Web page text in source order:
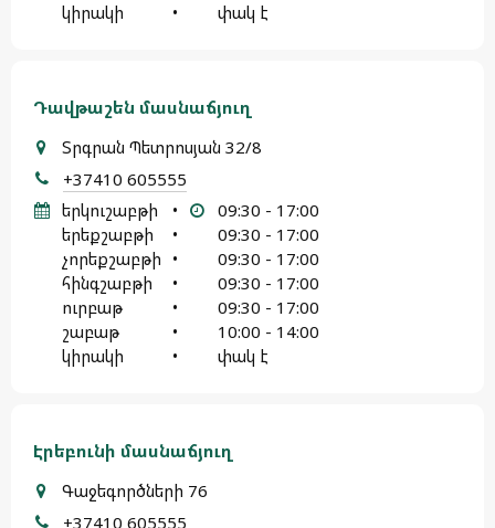
կիրակի
• փակ է
Դավթաշեն մասնաճյուղ
Տրգրան Պետրոսյան 32/8
+37410 605555
երկուշաբթի
•
09:30 - 17:00
երեքշաբթի
•
09:30 - 17:00
չորեքշաբթի •
09:30 - 17:00
հինգշաբթի
•
09:30 - 17:00
ուրբաթ
•
09:30 - 17:00
շաբաթ
•
10:00 - 14:00
կիրակի
• փակ է
Էրեբունի մասնաճյուղ
Գաջեգործների 76
+37410 605555